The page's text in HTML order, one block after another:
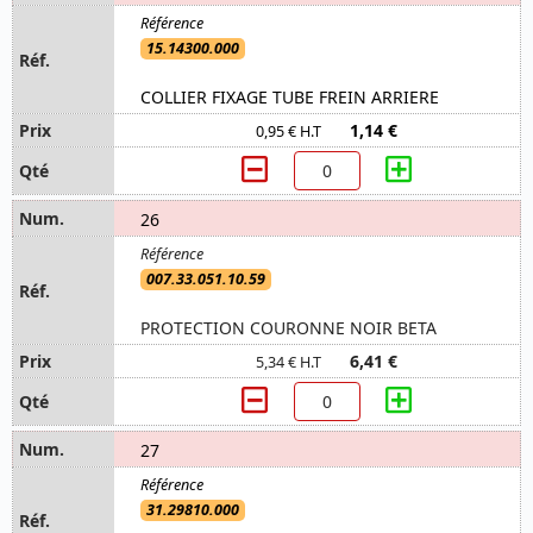
15.14300.000
COLLIER FIXAGE TUBE FREIN ARRIERE
0,95 € H.T 1,14 €
26
007.33.051.10.59
PROTECTION COURONNE NOIR BETA
5,34 € H.T 6,41 €
27
31.29810.000